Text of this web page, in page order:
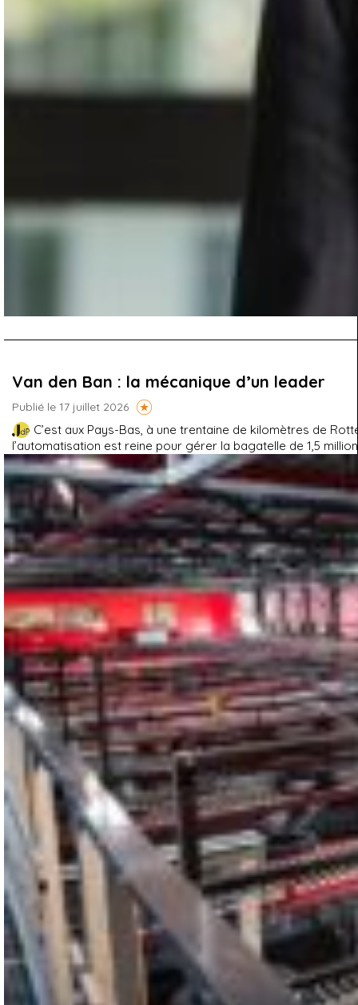
Van den Ban : la mécanique d’un leader
Publié le 17 juillet 2026
C’est aux Pays-Bas, à une trentaine de kilomètres de
l’automatisation est reine pour gérer la bagatelle de 1,5